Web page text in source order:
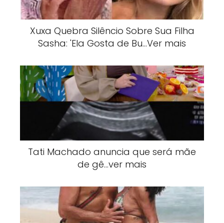
Xuxa Quebra Silêncio Sobre Sua Filha
Sasha: 'Ela Gosta de Bu…Ver mais
Tati Machado anuncia que será mãe
de gê…ver mais